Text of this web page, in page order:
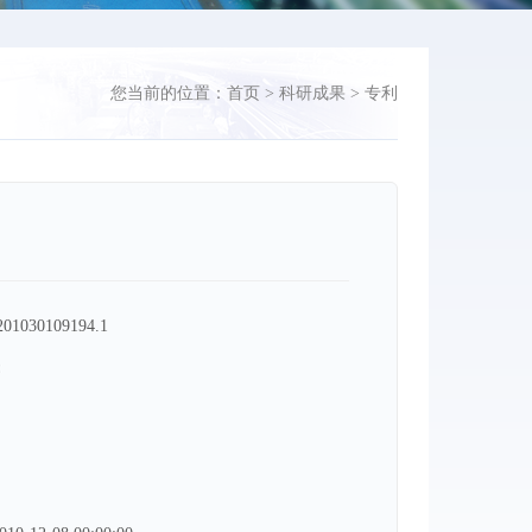
您当前的位置： 首页 > 科研成果 > 专利